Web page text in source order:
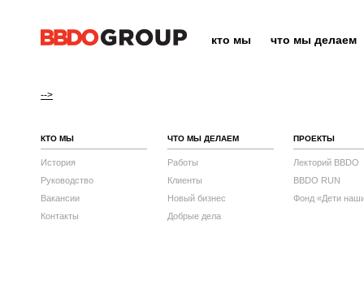
кто мы что мы делаем
-->
КТО МЫ
История
Руководство
Вакансии
Контакты
ЧТО МЫ ДЕЛАЕМ
Работы
Клиенты
Новый бизнес
Добрые дела
ПРОЕКТЫ
Лекторий BBDO
BBDO RUN
Фонд «Дети